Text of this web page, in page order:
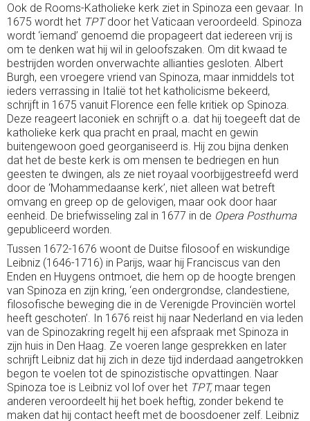
Ook de Rooms-Katholieke kerk ziet in Spinoza een gevaar. In
1675 wordt het TPTdoor het Vaticaan veroordeeld. Spinoza
wordt ‘iemand’ genoemd die propageert dat iedereen vrij is
om te denken wat hij wil in geloofszaken. Om dit kwaad te
bestrijden worden onverwachte allianties gesloten. Albert
Burgh, een vroegere vriend van Spinoza, maar inmiddels tot
ieders verrassing in Italië tot het katholicisme bekeerd,
schrijft in 1675 vanuit Florence een felle kritiek op Spinoza.
Deze reageert laconiek en schrijft o.a. dat hij toegeeft dat de
katholieke kerk qua pracht en praal, macht en gewin
buitengewoon goed georganiseerd is. Hij zou bijna denken
dat het de beste kerk is om mensen te bedriegen en hun
geesten te dwingen, als ze niet royaal voorbijgestreefd werd
door de ‘Mohammedaanse kerk’, niet alleen wat betreft
omvang en greep op de gelovigen, maar ook door haar
eenheid. De briefwisseling zal in 1677 in de Opera Posthuma
gepubliceerd worden.
Tussen 1672-1676 woont de Duitse filosoof en wiskundige
Leibniz (1646-1716) in Parijs, waar hij Franciscus van den
Enden en Huygens ontmoet, die hem op de hoogte brengen
van Spinoza en zijn kring, ‘een ondergrondse, clandestiene,
filosofische beweging die in de Verenigde Provinciën wortel
heeft geschoten’. In 1676 reist hij naar Nederland en via leden
van de Spinozakring regelt hij een afspraak met Spinoza in
zijn huis in Den Haag. Ze voeren lange gesprekken en later
schrijft Leibniz dat hij zich in deze tijd inderdaad aangetrokken
begon te voelen tot de spinozistische opvattingen. Naar
Spinoza toe is Leibniz vol lof over het TPT,maar tegen
anderen veroordeelt hij het boek heftig, zonder bekend te
maken dat hij contact heeft met de boosdoener zelf. Leibniz